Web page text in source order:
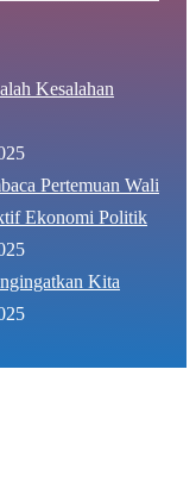
Kesalahan
Pertemuan Wali
Ekonomi Politik
Kita